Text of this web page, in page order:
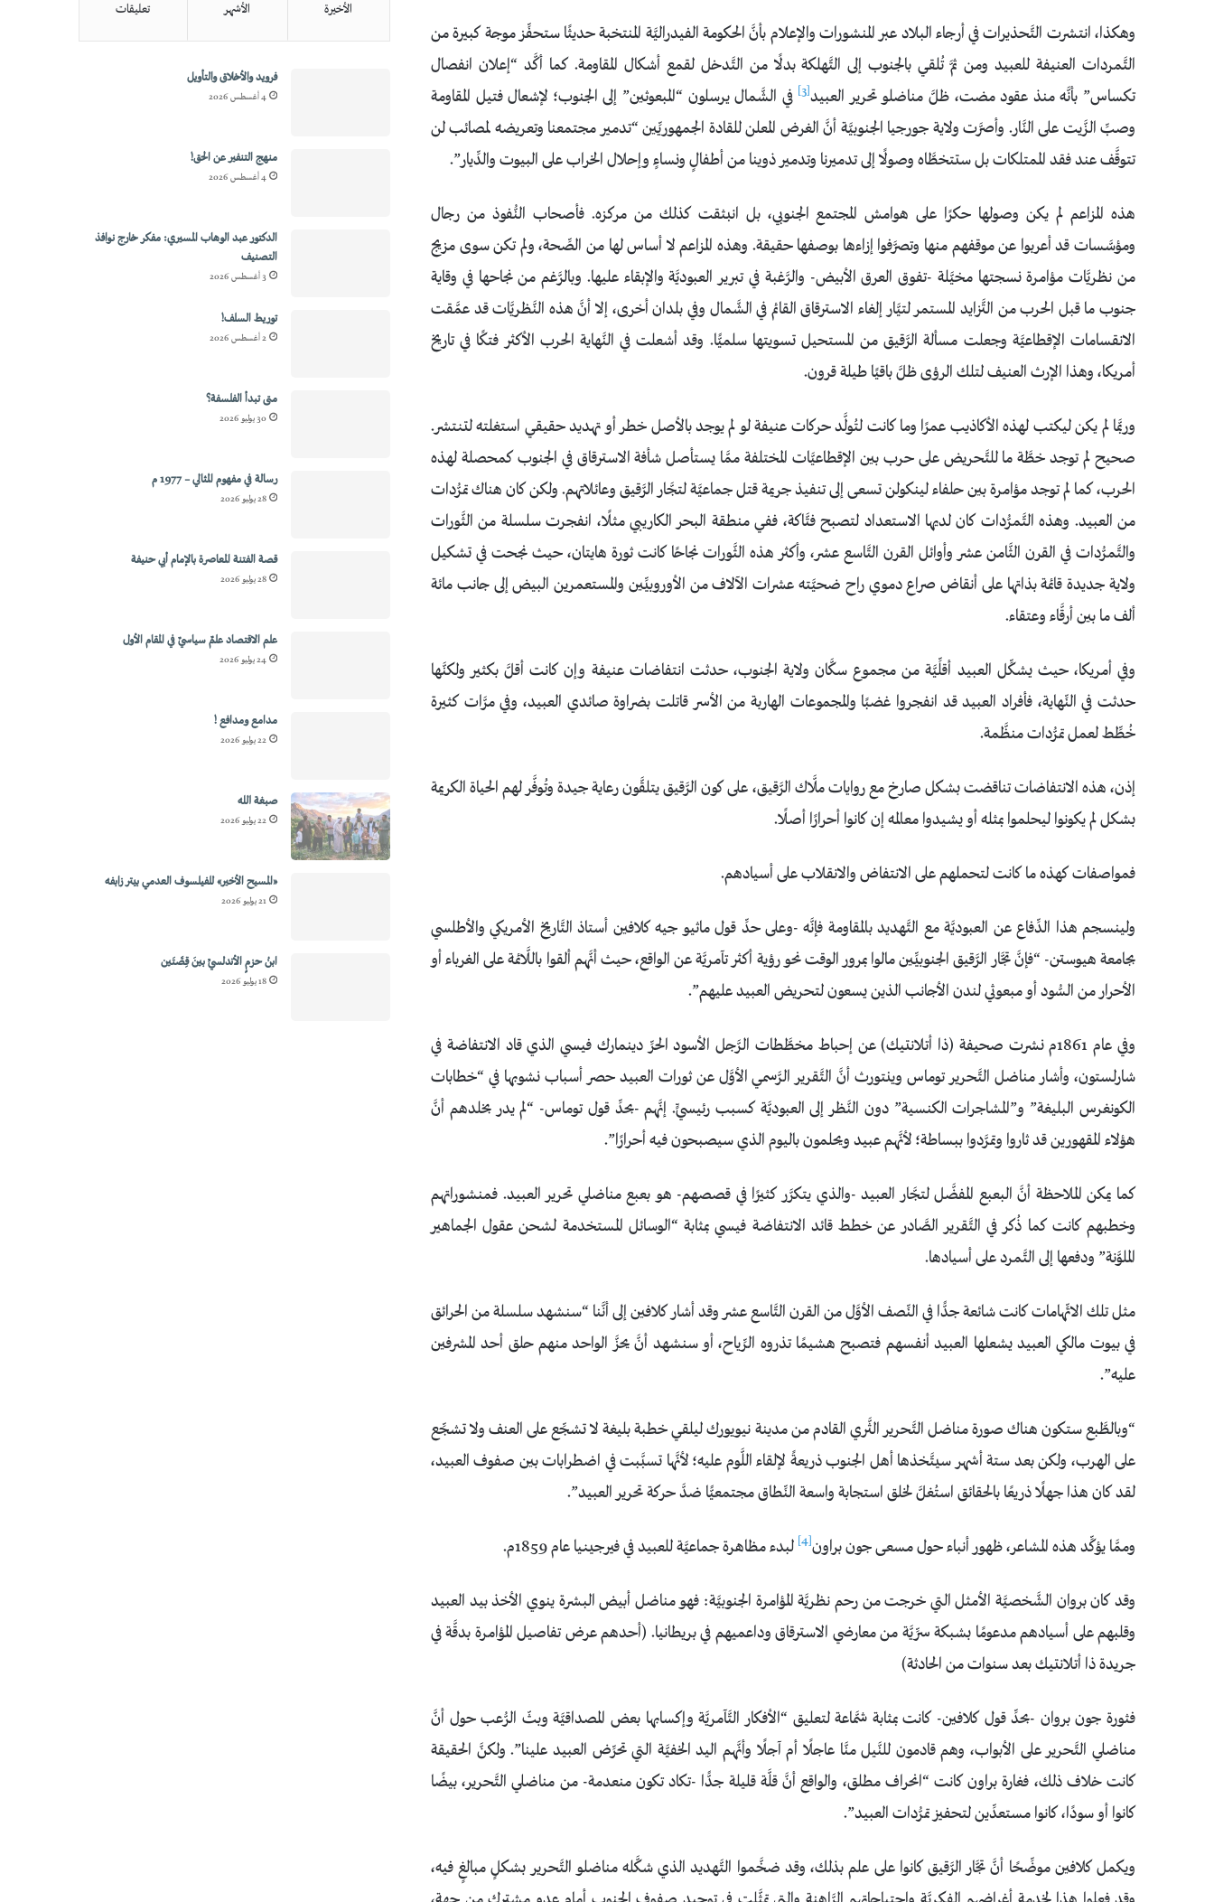
وهكذا، انتشرت التَّحذيرات في أرجاء البلاد عبر المنشورات والإعلام بأنَّ الحكومة الفيدراليَّة المنتخبة حديثًا ستحفِّز موجة كبيرة من
التَّمردات العنيفة للعبيد ومن ثمَّ تُلقي بالجنوب إلى التَّهلكة بدلًا من التَّدخل لقمع أشكال المقاومة. كما أكَّد “إعلان انفصال
تكساس” بأنَّه منذ عقود مضت، ظلَّ مناضلو تحرير العبيد[3]
في الشَّمال يرسلون “المبعوثين” إلى الجنوب؛ لإشعال فتيل المقاومة
وصبِّ الزَّيت على النَّار. وأصرَّت ولاية جورجيا الجنوبيَّة أنَّ الغرض المعلن للقادة الجمهوريِّين “تدمير مجتمعنا وتعريضه لمصائب لن
تتوقَّف عند فقد الممتلكات بل ستتخطَّاه وصولًا إلى تدميرنا وتدمير ذوينا من أطفالٍ ونساءٍ وإحلال الخراب على البيوت والدِّيار”.
هذه المزاعم لم يكن وصولها حكرًا على هوامش المجتمع الجنوبي، بل انبثقت كذلك من مركزه. فأصحاب النُّفوذ من رجال
ومؤسَّسات قد أعربوا عن موقفهم منها وتصرَّفوا إزاءها بوصفها حقيقة. وهذه المزاعم لا أساس لها من الصِّحة، ولم تكن سوى مزيج
من نظريَّات مؤامرة نسجتها مخيَّلة -تفوق العرق الأبيض- والرَّغبة في تبرير العبوديَّة والإبقاء عليها. وبالرَّغم من نجاحها في وقاية
جنوب ما قبل الحرب من التَّزايد المستمر لتيَّار إلغاء الاسترقاق القائم في الشَّمال وفي بلدان أخرى، إلا أنَّ هذه النَّظريَّات قد عمَّقت
الانقسامات الإقطاعيَّة وجعلت مسألة الرَّقيق من المستحيل تسويتها سلميًّا. وقد أشعلت في النَّهاية الحرب الأكثر فتكًا في تاريخ
أمريكا، وهذا الإرث العنيف لتلك الرؤى ظلَّ باقيًا طيلة قرون.
وربَّما لم يكن ليكتب لهذه الأكاذيب عمرًا وما كانت لتُولَّد حركات عنيفة لو لم يوجد بالأصل خطر أو تهديد حقيقي استغلته لتنتشر.
صحيح لم توجد خطَّة ما للتَّحريض على حرب بين الإقطاعيَّات المختلفة ممَّا يستأصل شأفة الاسترقاق في الجنوب كمحصلة لهذه
الحرب، كما لم توجد مؤامرة بين حلفاء لينكولن تسعى إلى تنفيذ جريمة قتل جماعيَّة لتجَّار الرَّقيق وعائلاتهم. ولكن كان هناك تمرُّدات
من العبيد. وهذه التَّمرُّدات كان لديها الاستعداد لتصبح فتَّاكة، ففي منطقة البحر الكاريبي مثلًا، انفجرت سلسلة من الثَّورات
والتَّمرُّدات في القرن الثَّامن عشر وأوائل القرن التَّاسع عشر، وأكثر هذه الثَّورات نجاحًا كانت ثورة هايتان، حيث نجحت في تشكيل
ولاية جديدة قائمة بذاتها على أنقاض صراع دموي راح ضحيَّته عشرات الآلاف من الأوروبيِّين والمستعمرين البيض إلى جانب مائة
ألف ما بين أرقَّاء وعتقاء.
وفي أمريكا، حيث يشكِّل العبيد أقلِّيَّة من مجموع سكَّان ولاية الجنوب، حدثت انتفاضات عنيفة وإن كانت أقلَّ بكثير ولكنَّها
حدثت في النِّهاية، فأفراد العبيد قد انفجروا غضبًا والمجموعات الهاربة من الأسر قاتلت بضراوة صائدي العبيد، وفي مرَّات كثيرة
خُطِّط لعمل تمرُّدات منظَّمة.
إذن، هذه الانتفاضات تناقضت بشكل صارخ مع روايات ملَّاك الرَّقيق، على كون الرَّقيق يتلقَّون رعاية جيدة وتُوفَّر لهم الحياة الكريمة
بشكل لم يكونوا ليحلموا بمثله أو يشيدوا معالمه إن كانوا أحرارًا أصلًا.
فمواصفات كهذه ما كانت لتحملهم على الانتفاض والانقلاب على أسيادهم.
ولينسجم هذا الدِّفاع عن العبوديَّة مع التَّهديد بالمقاومة فإنَّه -وعلى حدِّ قول ماثيو جيه كلافين أستاذ التَّاريخ الأمريكي والأطلسي
بجامعة هيوستن- “فإنَّ تجَّار الرَّقيق الجنوبيِّين مالوا بمرور الوقت نحو رؤية أكثر تآمريَّة عن الواقع، حيث أنَّهم ألقوا باللَّائمة على الغرباء أو
الأحرار من السُّود أو مبعوثي لندن الأجانب الذين يسعون لتحريض العبيد عليهم”.
وفي عام 1861م نشرت صحيفة (ذا أتلانتيك) عن إحباط مخطَّطات الرَّجل الأسود الحرِّ دينمارك فيسي الذي قاد الانتفاضة في
شارلستون، وأشار مناضل التَّحرير توماس وينتورث أنَّ التَّقرير الرَّسمي الأوَّل عن ثورات العبيد حصر أسباب نشوبها في “خطابات
الكونغرس البليغة” و”المشاجرات الكنسية” دون النَّظر إلى العبوديَّة كسبب رئيسيٍّ. إنَّهم -بحدِّ قول توماس- “لم يدر بخلدهم أنَّ
هؤلاء المقهورين قد ثاروا وتمرَّدوا ببساطة؛ لأنَّهم عبيد ويحلمون باليوم الذي سيصبحون فيه أحرارًا”.
كما يمكن الملاحظة أنَّ البعبع المفضَّل لتجَّار العبيد -والذي يتكرَّر كثيرًا في قصصهم- هو بعبع مناضلي تحرير العبيد. فمنشوراتهم
وخطبهم كانت كما ذُكر في التَّقرير الصَّادر عن خطط قائد الانتفاضة فيسي بمثابة “الوسائل المستخدمة لشحن عقول الجماهير
الملوَّنة” ودفعها إلى التَّمرد على أسيادها.
مثل تلك الاتِّهامات كانت شائعة جدًّا في النِّصف الأوَّل من القرن التَّاسع عشر وقد أشار كلافين إلى أنَّنا “سنشهد سلسلة من الحرائق
في بيوت مالكي العبيد يشعلها العبيد أنفسهم فتصبح هشيمًا تذروه الرِّياح، أو سنشهد أنَّ يحزَّ الواحد منهم حلق أحد المشرفين
عليه”.
“وبالطَّبع ستكون هناك صورة مناضل التَّحرير الثَّري القادم من مدينة نيويورك ليلقي خطبة بليغة لا تشجِّع على العنف ولا تشجِّع
على الهرب، ولكن بعد ستة أشهر سيتَّخذها أهل الجنوب ذريعةً لإلقاء اللَّوم عليه؛ لأنَّها تسبَّبت في اضطرابات بين صفوف العبيد،
لقد كان هذا جهلًا ذريعًا بالحقائق استُغلَّ لخلق استجابة واسعة النِّطاق مجتمعيًّا ضدَّ حركة تحرير العبيد”.
وممَّا يؤكِّد هذه المشاعر، ظهور أنباء حول مسعى جون براون[4] لبدء مظاهرة جماعيَّة للعبيد في فيرجينيا عام 1859م.
وقد كان بروان الشَّخصيَّة الأمثل التي خرجت من رحم نظريَّة المؤامرة الجنوبيَّة: فهو مناضل أبيض البشرة ينوي الأخذ بيد العبيد
وقلبهم على أسيادهم مدعومًا بشبكة سرِّيَّة من معارضي الاسترقاق وداعميهم في بريطانيا. (أحدهم عرض تفاصيل المؤامرة بدقَّة في
جريدة ذا أتلانتيك بعد سنوات من الحادثة)
فثورة جون بروان -بحدِّ قول كلافين- كانت بمثابة شمَّاعة لتعليق “الأفكار التَّآمريَّة وإكسابها بعض المصداقيَّة وبثّ الرُّعب حول أنَّ
مناضلي التَّحرير على الأبواب، وهم قادمون للنَّيل منَّا عاجلًا أم آجلًا وأنَّهم اليد الخفيَّة التي تحرِّض العبيد علينا”. ولكنَّ الحقيقة
كانت خلاف ذلك، فغارة براون كانت “انحراف مطلق، والواقع أنَّ قلَّة قليلة جدًّا -تكاد تكون منعدمة- من مناضلي التَّحرير، بيضًا
كانوا أو سودًا، كانوا مستعدِّين لتحفيز تمرُّدات العبيد”.
ويكمل كلافين موضِّحًا أنَّ تجَّار الرَّقيق كانوا على علم بذلك، وقد ضخَّموا التَّهديد الذي شكَّله مناضلو التَّحرير بشكلٍ مبالغٍ فيه،
الأخيرة الأشهر تعليقات
فرويد والأخلاق والتأويل
4 أغسطس 2026
منهج التنفير عن الحق!
4 أغسطس 2026
الدكتور عبد الوهاب المسيري: مفكر خارج نوافذ
التصنيف
3 أغسطس 2026
توريط السلف!
2 أغسطس 2026
متى تبدأ الفلسفة؟
30 يوليو 2026
رسالة في مفهوم المثالي – 1977 م
28 يوليو 2026
قصة الفتنة المعاصرة بالإمام أبي حنيفة
28 يوليو 2026
علم الاقتصاد علمٌ سياسيٌ في المقام الأول
24 يوليو 2026
مدامع ومدافع !
22 يوليو 2026
صبغة الله
22 يوليو 2026
«المسيح الأخير» للفيلسوف العدمي بيتر زابفه
21 يوليو 2026
ابنُ حزمٍ الأندلسيِّ بينَ قِصَّتَين
18 يوليو 2026